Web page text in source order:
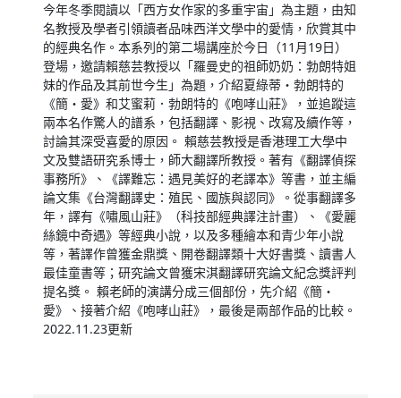
今年冬季閱讀以「西方女作家的多重宇宙」為主題，由知
名教授及學者引領讀者品味西洋文學中的愛情，欣賞其中
的經典名作。本系列的第二場講座於今日（11月19日）
登場，邀請賴慈芸教授以「羅曼史的祖師奶奶：勃朗特姐
妹的作品及其前世今生」為題，介紹夏綠蒂・勃朗特的
《簡・愛》和艾蜜莉．勃朗特的《咆哮山莊》，並追蹤這
兩本名作驚人的譜系，包括翻譯、影視、改寫及續作等，
討論其深受喜愛的原因。 賴慈芸教授是香港理工大學中
文及雙語研究系博士，師大翻譯所教授。著有《翻譯偵探
事務所》、《譯難忘：遇見美好的老譯本》等書，並主編
論文集《台灣翻譯史：殖民、國族與認同》。從事翻譯多
年，譯有《嘯風山莊》（科技部經典譯注計畫）、《愛麗
絲鏡中奇遇》等經典小說，以及多種繪本和青少年小說
等，著譯作曾獲金鼎獎、開卷翻譯類十大好書獎、讀書人
最佳童書等；研究論文曾獲宋淇翻譯研究論文紀念獎評判
提名獎。 賴老師的演講分成三個部份，先介紹《簡・
愛》、接著介紹《咆哮山莊》，最後是兩部作品的比較。
2022.11.23更新